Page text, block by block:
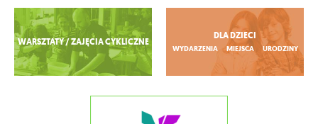
Zobacz więcej
WARSZTATY / ZAJĘCIA CYKLICZNE
DLA DZIECI
WYDARZENIA MIEJSCA URODZINY